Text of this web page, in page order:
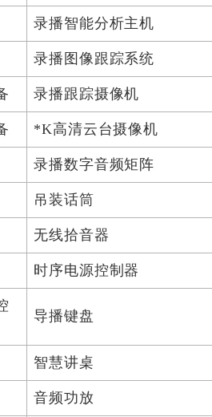
录播智能分析主机
录播图像跟踪系统
录播跟踪摄像机
*K高清云台摄像机
录播数字音频矩阵
吊装话筒
无线拾音器
时序电源控制器
导播键盘
智慧讲桌
音频功放